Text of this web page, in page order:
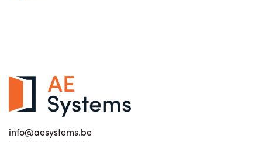
info@aesystems.be